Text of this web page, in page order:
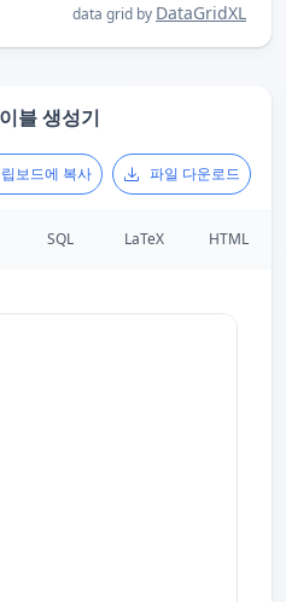
data grid by DataGridXL
블 생성기
보드에 복사 파일 다운로드
SQL LaTeX HTML